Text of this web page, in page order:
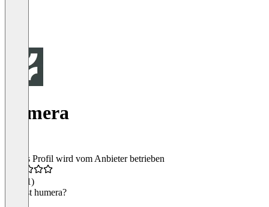
humera
Dieses Profil wird vom Anbieter betrieben
(11)
Was ist humera?